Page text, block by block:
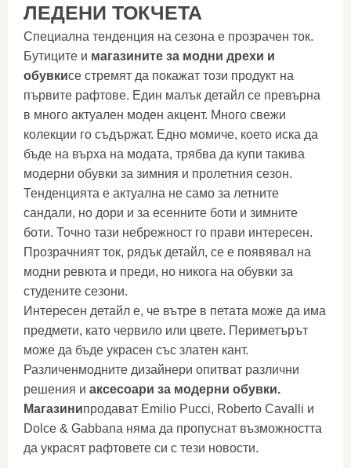
ЛЕДЕНИ ТОКЧЕТА
Специална тенденция на сезона е прозрачен ток.
Бутиците и магазините за модни дрехи и
обувкисе стремят да покажат този продукт на
първите рафтове. Един малък детайл се превърна
в много актуален моден акцент. Много свежи
колекции го съдържат. Едно момиче, което иска да
бъде на върха на модата, трябва да купи такива
модерни обувки за зимния и пролетния сезон.
Тенденцията е актуална не само за летните
сандали, но дори и за есенните боти и зимните
боти. Точно тази небрежност го прави интересен.
Прозрачният ток, рядък детайл, се е появявал на
модни ревюта и преди, но никога на обувки за
студените сезони.
Интересен детайл е, че вътре в петата може да има
предмети, като червило или цвете. Периметърът
може да бъде украсен със златен кант.
Различенмодните дизайнери опитват различни
решения и аксесоари за модерни обувки.
Магазинипродават Emilio Pucci, Roberto Cavalli и
Dolce & Gabbana няма да пропуснат възможността
да украсят рафтовете си с тези новости.